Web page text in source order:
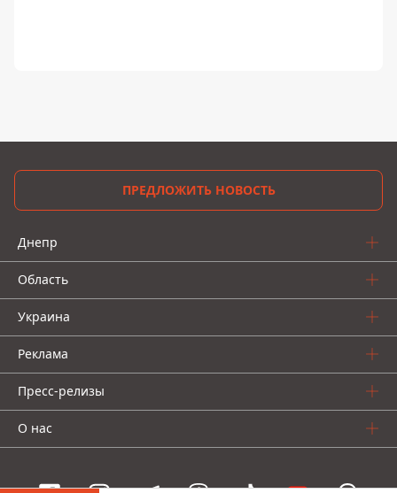
ПРЕДЛОЖИТЬ НОВОСТЬ
Днепр
Область
Украина
Реклама
Пресс-релизы
О нас